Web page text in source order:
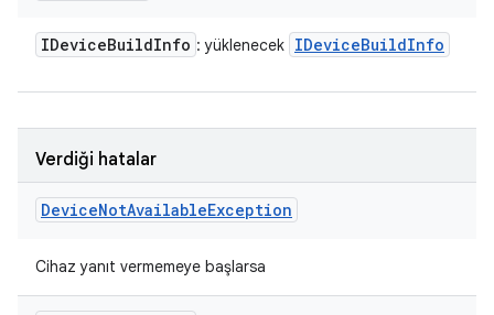
IDeviceBuildInfo : yüklenecek IDeviceBuildInfo
Verdiği hatalar
DeviceNotAvailableException
Cihaz yanıt vermemeye başlarsa